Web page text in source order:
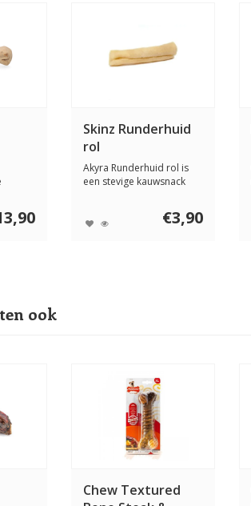
Skinz Runderhuid
rol
Akyra Runderhuid rol is
een stevige kauwsnack
€3,90
ook
Chew Textured